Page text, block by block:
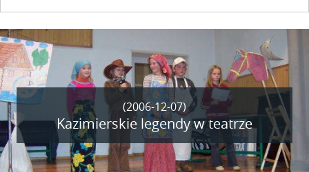
ofiarą naruszeń praw człowieka. Po raz trzeci odbędzie
się on w Kazimierzu, tym razem w Zespole Szkół im. Jana
Koszczyca nad Wisłą.
(2006-12-07)
Kazimierskie legendy w teatrze